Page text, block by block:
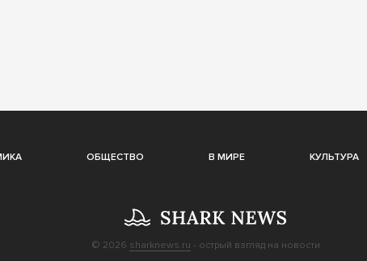
ОБЩЕСТВО В МИРЕ КУЛЬТУРА
© 2026 sharknews.ru - острый взгляд на новости